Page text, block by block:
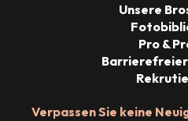
Verpassen Sie keine
Unsere
Pro &
Barrierefreier